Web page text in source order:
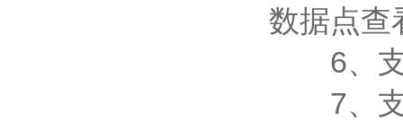
数据点查
6、支
7、支